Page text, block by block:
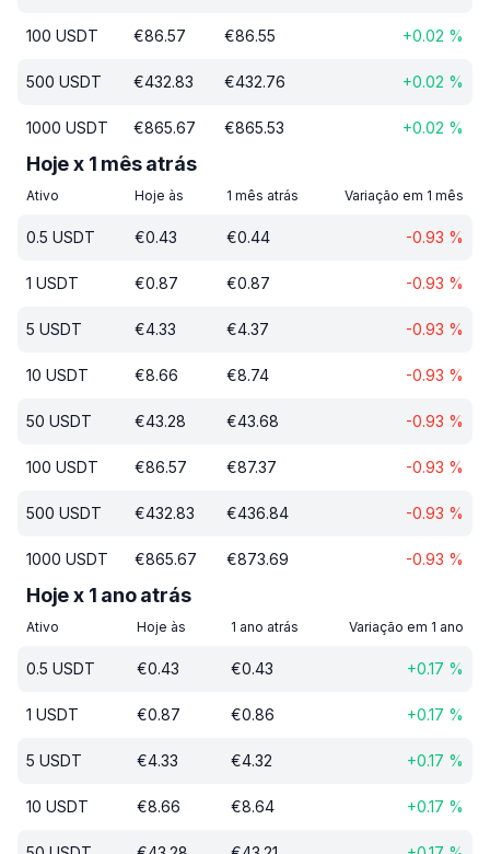
100 USDT €86.57 €86.55 +0.02 %
500 USDT €432.83 €432.76 +0.02 %
1000 USDT €865.67 €865.53 +0.02 %
Hoje x 1 mês atrás
Ativo Hoje às 1 mês atrás Variação em 1 mês
0.5 USDT €0.43 €0.44 -0.93 %
1 USDT €0.87 €0.87 -0.93 %
5 USDT €4.33 €4.37 -0.93 %
10 USDT €8.66 €8.74 -0.93 %
50 USDT €43.28 €43.68 -0.93 %
100 USDT €86.57 €87.37 -0.93 %
500 USDT €432.83 €436.84 -0.93 %
1000 USDT €865.67 €873.69 -0.93 %
Hoje x 1 ano atrás
Ativo Hoje às 1 ano atrás Variação em 1 ano
0.5 USDT €0.43 €0.43 +0.17 %
1 USDT €0.87 €0.86 +0.17 %
5 USDT €4.33 €4.32 +0.17 %
10 USDT €8.66 €8.64 +0.17 %